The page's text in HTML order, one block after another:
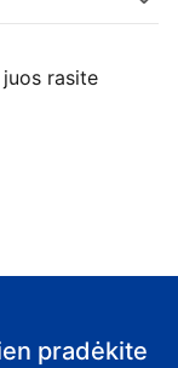
rasite
pradėkite